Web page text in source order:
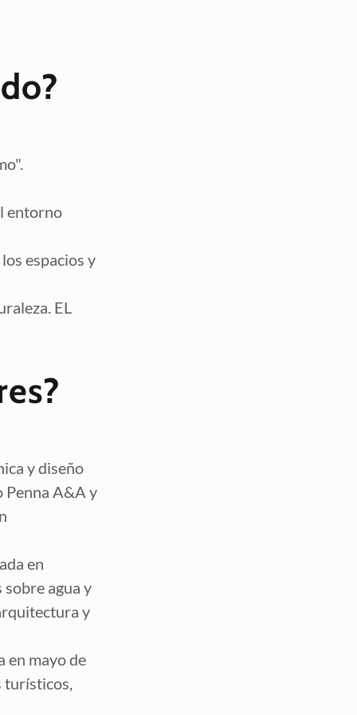
entorno
espacios y
EL
y diseño
Penna A&A y
en
agua y
y
en mayo de
turísticos,